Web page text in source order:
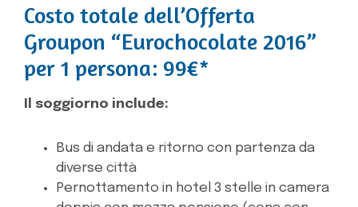
Costo totale dell’Offerta
Groupon “Eurochocolate 2016”
per 1 persona: 99€*
Il soggiorno include:
Bus di andata e ritorno con partenza da
diverse città
Pernottamento in hotel 3 stelle in camera